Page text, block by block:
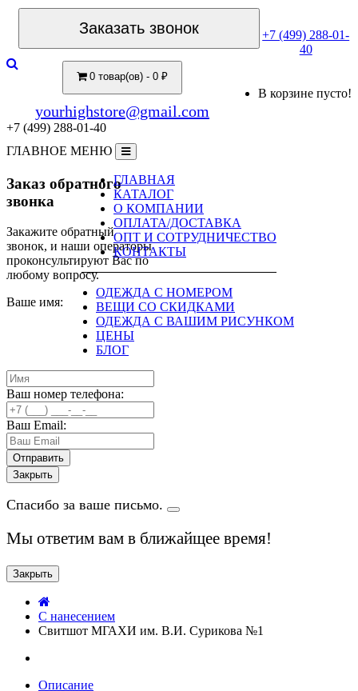
Заказать звонок
+7 (499) 288-01-
40
0 товар(ов) - 0 ₽
В корзине пусто!
yourhighstore@gmail.com
+7 (499) 288-01-40
ГЛАВНОЕ МЕНЮ
ГЛАВНАЯ
КАТАЛОГ
О КОМПАНИИ
ОПЛАТА/ДОСТАВКА
ОПТ И СОТРУДНИЧЕСТВО
КОНТАКТЫ
ОДЕЖДА С НОМЕРОМ
ВЕЩИ СО СКИДКАМИ
ОДЕЖДА С ВАШИМ РИСУНКОМ
ЦЕНЫ
БЛОГ
Заказ обратного
звонка
Закажите обратный
звонок, и наши операторы
проконсультируют Вас по
любому вопросу.
Ваше имя:
Ваш номер телефона:
Ваш Email:
Закрыть
Спасибо за ваше письмо.
Мы ответим вам в ближайщее время!
Закрыть
C нанесением
Свитшот МГАХИ им. В.И. Сурикова №1
Описание